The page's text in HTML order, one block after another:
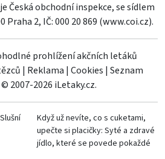
Česká obchodní inspekce, se sídlem
Praha 2, IČ: 000 20 869 (www.coi.cz).
prohlížení akčních letáků
| Reklama | Cookies | Seznam
© 2007-2026 iLetaky.cz.
Když už nevíte, co s cuketami,
upečte si placičky: Syté a zdravé
jídlo, které se povede pokaždé